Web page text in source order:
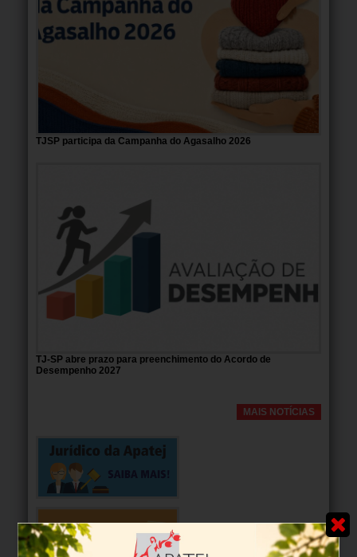
TJSP participa da Campanha do Agasalho 2026
TJ-SP abre prazo para preenchimento do Acordo de
Desempenho 2027
MAIS NOTÍCIAS